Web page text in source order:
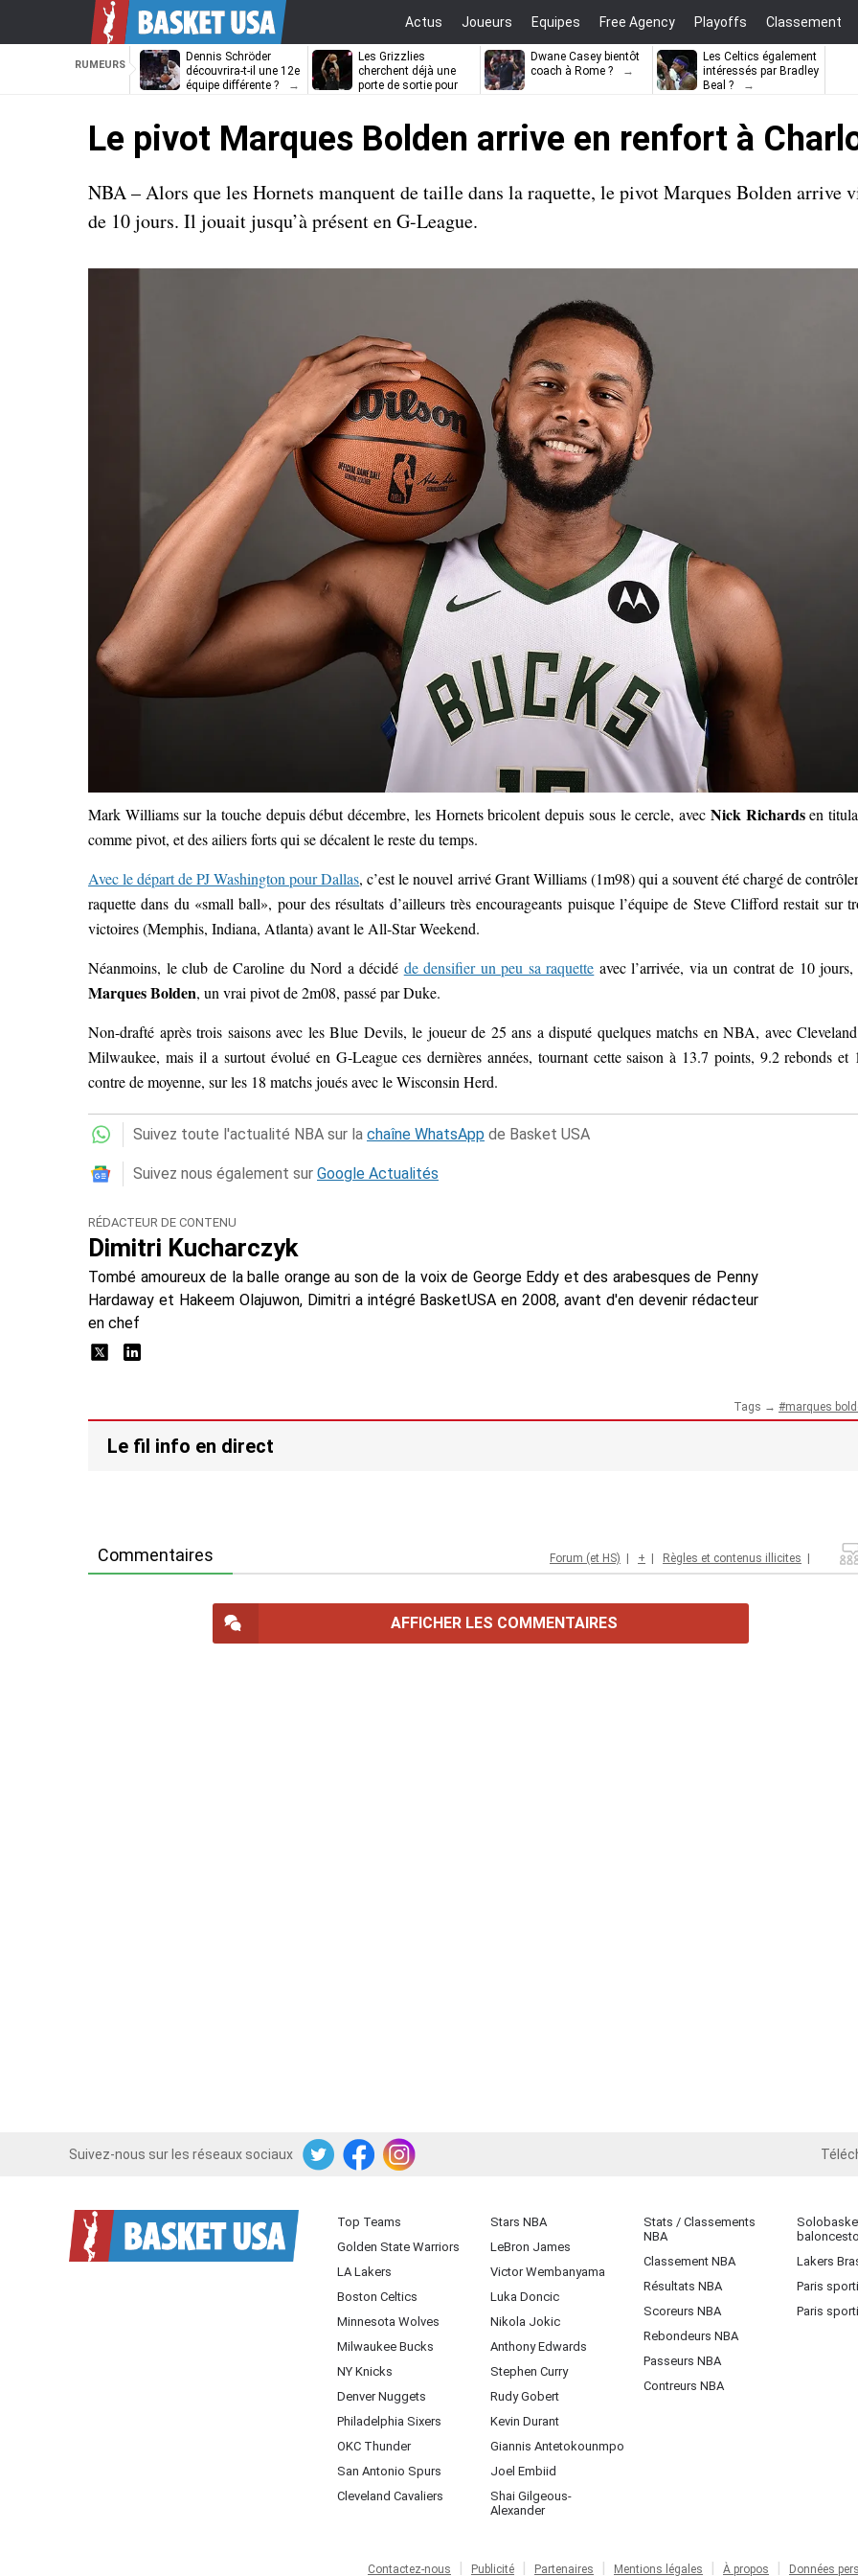
Actus Joueurs Equipes Free Agency Playoffs Classement
RUMEURS
Dennis Schröder
découvrira-t-il une 12e
équipe différente ?
Les Grizzlies
cherchent déjà une
porte de sortie pour
Dwane Casey bientôt
coach à Rome ?
Les Celtics également
intéressés par Bradley
Beal ?
Le pivot Marques Bolden arrive en renfort à
NBA – Alors que les Hornets manquent de taille dans la raquette, le pivot Marques Bolden arrive
de 10 jours. Il jouait jusqu’à présent en G-League.
Mark Williams sur la touche depuis début décembre, les Hornets bricolent depuis sous le cercle, avec Nick Richardsen
comme pivot, et des ailiers forts qui se décalent le reste du temps.
Avec le départ de PJ Washington pour Dallas, c’est le nouvel arrivé Grant Williams (1m98) qui a souvent été chargé de
raquette dans du «small ball», pour des résultats d’ailleurs très encourageants puisque l’équipe de Steve Clifford restait sur
victoires (Memphis, Indiana, Atlanta) avant le All-Star Weekend.
Néanmoins, le club de Caroline du Nord a décidé de densifier un peu sa raquette avec l’arrivée, via un contrat de 10 jours,
Marques Bolden, un vrai pivot de 2m08, passé par Duke.
Non-drafté après trois saisons avec les Blue Devils, le joueur de 25 ans a disputé quelques matchs en NBA, avec
Milwaukee, mais il a surtout évolué en G-League ces dernières années, tournant cette saison à 13.7 points, 9.2 rebonds et
contre de moyenne, sur les 18 matchs joués avec le Wisconsin Herd.
Suivez toute l'actualité NBA sur la chaîne WhatsApp de Basket USA
Suivez nous également sur Google Actualités
RÉDACTEUR DE CONTENU
Dimitri Kucharczyk
Tombé amoureux de la balle orange au son de la voix de George Eddy et des arabesques de Penny
Hardaway et Hakeem Olajuwon, Dimitri a intégré BasketUSA en 2008, avant d'en devenir rédacteur
en chef
Tags → marques
Le fil info en direct
Commentaires Forum (et HS) | + | Règles et contenus illicites |
AFFICHER LES COMMENTAIRES
Suivez-nous sur les réseaux sociaux
TwitterFacebookInstagram iOS
Top Teams
Golden State Warriors
LA Lakers
Boston Celtics
Minnesota Wolves
Milwaukee Bucks
NY Knicks
Denver Nuggets
Philadelphia Sixers
OKC Thunder
San Antonio Spurs
Cleveland Cavaliers
Stars NBA
LeBron James
Victor Wembanyama
Luka Doncic
Nikola Jokic
Anthony Edwards
Stephen Curry
Rudy Gobert
Kevin Durant
Giannis Antetokounmpo
Joel Embiid
Shai Gilgeous-
Alexander
Stats / Classements
NBA
Classement NBA
Résultats NBA
Scoreurs NBA
Rebondeurs NBA
Passeurs NBA
Contreurs NBA
Lakers
Paris
Paris
Contactez-nous Publicité Partenaires Mentions légales À propos Données